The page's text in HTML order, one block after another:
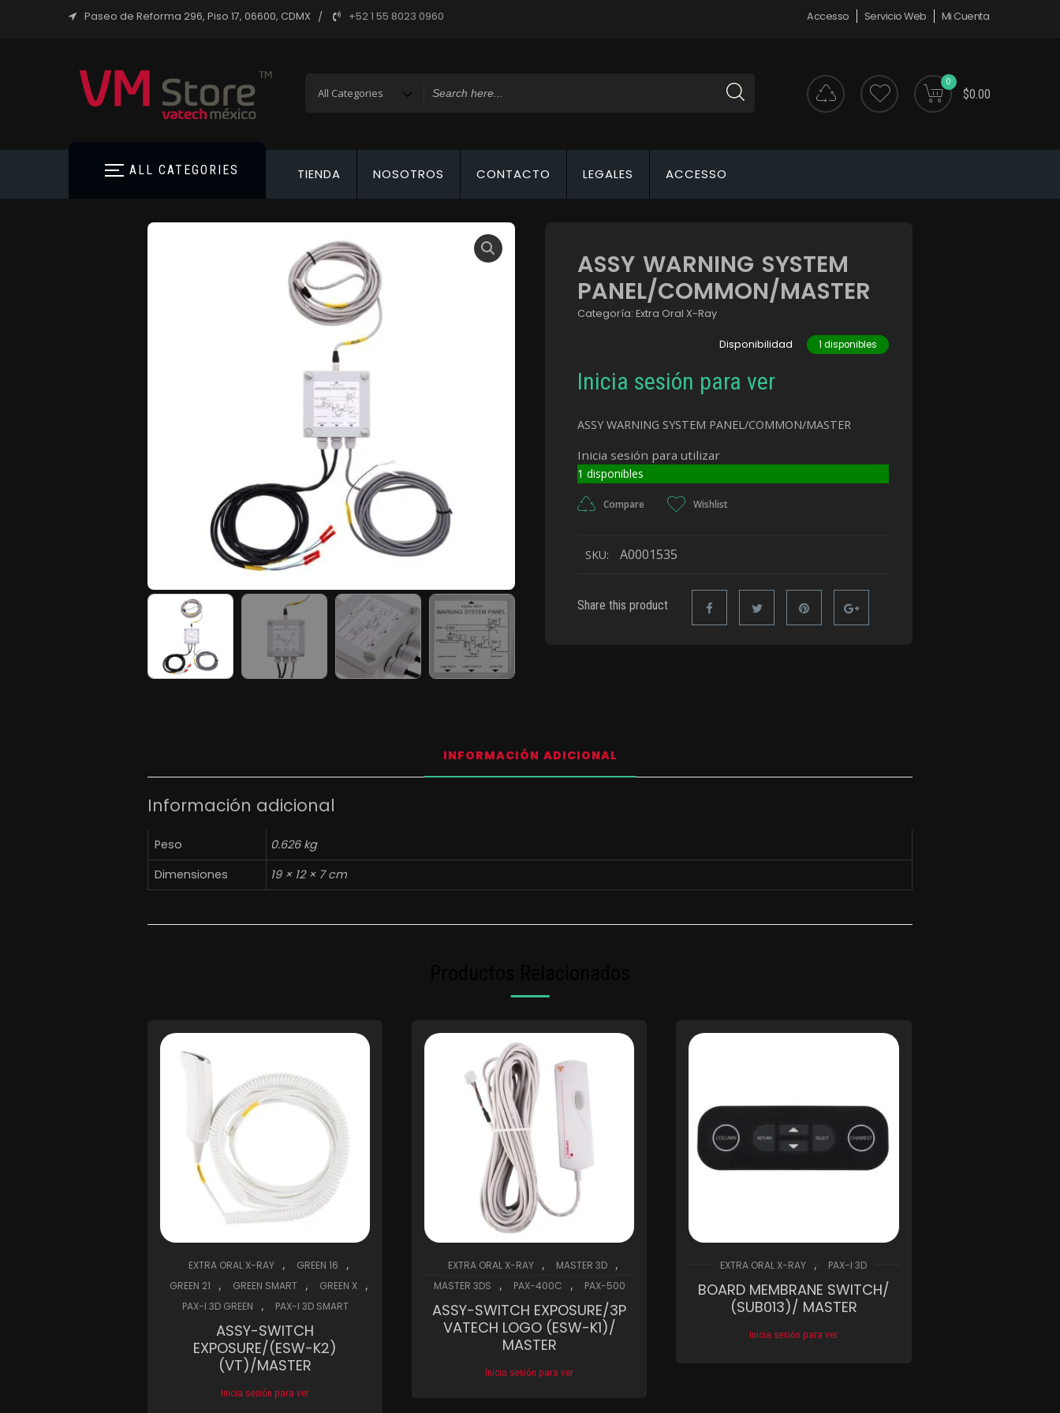
Paseo de Reforma 296, Piso 17, 06600, CDMX +52 1 55 8023 0960 Accesso Servicio Web Mi Cuenta
0
$0.00
ALL CATEGORIES TIENDA NOSOTROS CONTACTO LEGALES ACCESSO
ASSY WARNING SYSTEM
PANEL/COMMON/MASTER
Categoría:Extra Oral X-Ray
Disponibilidad 1 disponibles
Inicia sesión para ver
ASSY WARNING SYSTEM PANEL/COMMON/MASTER
Inicia sesión para utilizar
1 disponibles
Compare Wishlist
SKU: A0001535
Share this product
INFORMACIÓN ADICIONAL
Información adicional
Peso
0.626 kg
Dimensiones
19 × 12 × 7 cm
EXTRA ORAL X-RAY , GREEN 16 ,
GREEN 21 , GREEN SMART , GREEN X ,
PAX-I 3D GREEN , PAX-I 3D SMART
ASSY-SWITCH
EXPOSURE/(ESW-K2)
(VT)/MASTER
Inicia sesión para ver
EXTRA ORAL X-RAY , MASTER 3D ,
MASTER 3DS , PAX-400C , PAX-500
ASSY-SWITCH EXPOSURE/3P
VATECH LOGO (ESW-K1)/
MASTER
Inicia sesión para ver
EXTRA ORAL X-RAY , PAX-I 3D
BOARD MEMBRANE SWITCH/
(SUB013)/ MASTER
Inicia sesión para ver